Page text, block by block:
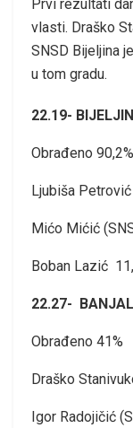
Prvi rezultati
vlasti. Draško
SNSD Bijeljina
u tom gradu.
22.19-
Obrađeno 90,2%
Ljubiša
Mićo Mićić
Boban Lazić
22.27-
Obrađeno 41%
Draško
Igor Radojičić